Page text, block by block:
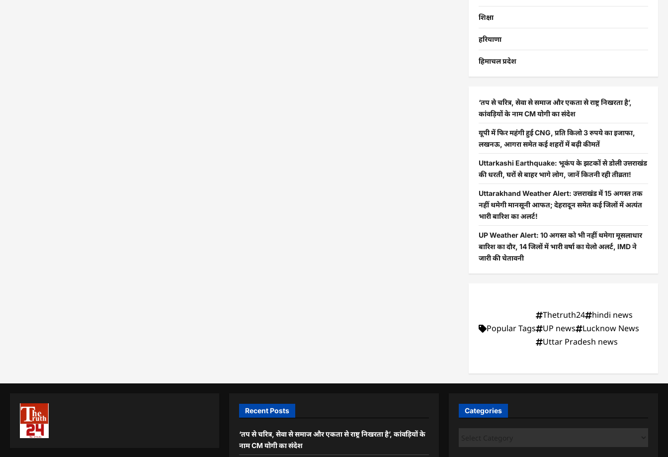
शिक्षा
हरियाणा
हिमाचल प्रदेश
‘तप से चरित्र, सेवा से समाज और एकता से राष्ट्र निखरता है’,
कांवड़ियों के नाम CM योगी का संदेश
यूपी में फिर महंगी हुई CNG, प्रति किलो 3 रुपये का इजाफा,
लखनऊ, आगरा समेत कई शहरों में बढ़ी कीमतें
Uttarkashi Earthquake: भूकंप के झटकों से डोली उत्तराखंड
की धरती, घरों से बाहर भागे लोग, जानें कितनी रही तीव्रता!
Uttarakhand Weather Alert: उत्तराखंड में 15 अगस्त तक
नहीं थमेगी मानसूनी आफत; देहरादून समेत कई जिलों में अत्यंत
भारी बारिश का अलर्ट!
UP Weather Alert: 10 अगस्त को भी नहीं थमेगा मूसलाधार
बारिश का दौर, 14 जिलों में भारी वर्षा का येलो अलर्ट, IMD ने
जारी की चेतावनी
Popular Tags
Thetruth24
hindi news
UP news
Lucknow News
Uttar Pradesh news
Recent Posts
‘तप से चरित्र, सेवा से समाज और एकता से राष्ट्र निखरता है’, कांवड़ियों के
नाम CM योगी का संदेश
Categories